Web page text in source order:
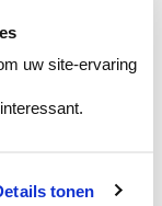
uw site-ervaring
tonen
te